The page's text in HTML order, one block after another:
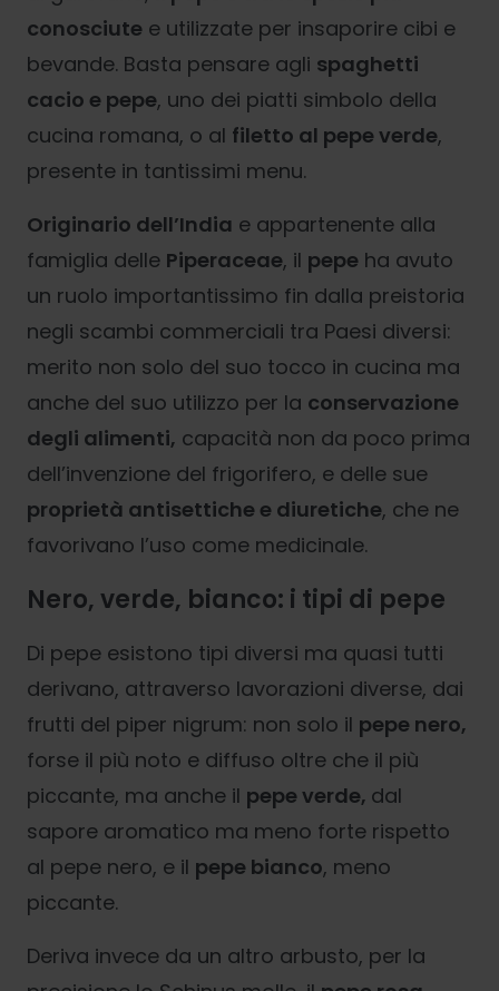
conosciute e utilizzate per insaporire cibi e
bevande. Basta pensare agli spaghetti
cacio e pepe, uno dei piatti simbolo della
cucina romana, o al filetto al pepe verde,
presente in tantissimi menu.
Originario dell’India e appartenente alla
famiglia delle Piperaceae, il pepe ha avuto
un ruolo importantissimo fin dalla preistoria
negli scambi commerciali tra Paesi diversi:
merito non solo del suo tocco in cucina ma
anche del suo utilizzo per la conservazione
degli alimenti, capacità non da poco prima
dell’invenzione del frigorifero, e delle sue
proprietà antisettiche e diuretiche, che ne
favorivano l’uso come medicinale.
Nero, verde, bianco: i tipi di pepe
Di pepe esistono tipi diversi ma quasi tutti
derivano, attraverso lavorazioni diverse, dai
frutti del piper nigrum: non solo il pepe nero,
forse il più noto e diffuso oltre che il più
piccante, ma anche il pepe verde, dal
sapore aromatico ma meno forte rispetto
al pepe nero, e il pepe bianco, meno
piccante.
Deriva invece da un altro arbusto, per la